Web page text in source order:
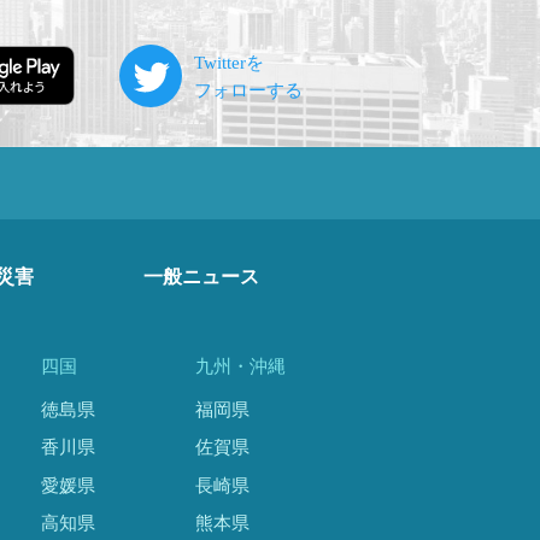
害 一般ニュース
四国
徳島県
香川県
愛媛県
高知県
九州・沖縄
福岡県
佐賀県
長崎県
熊本県